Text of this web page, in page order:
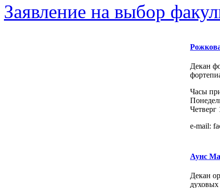
Заявление на выбор
Декан
Часы
e-mail:
Аунс
Декан